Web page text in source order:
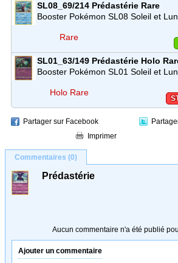
SL08_69/214 Prédastérie Rare
Booster Pokémon SL08 Soleil et
Rare
SL01_63/149 Prédastérie Holo
Booster Pokémon SL01 Soleil et
Holo Rare
Partager sur Facebook
Imprimer
Commentaires (0)
Prédastérie
Aucun commentaire n'a été publié
Ajouter un commentaire